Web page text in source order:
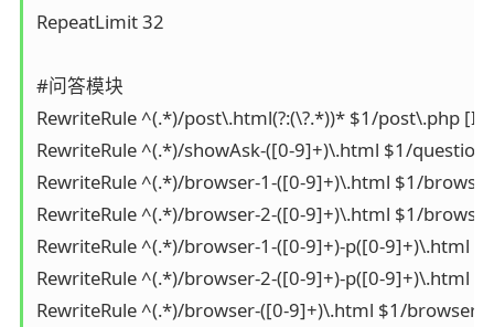
RepeatLimit 32
#问答模块
RewriteRule ^(.*)/post\.html(?:(\?.*))* $1/post\.php [I]
RewriteRule ^(.*)/showAsk-([0-9]+)\.html $1/
RewriteRule ^(.*)/browser-1-([0-9]+)\.html $1/
RewriteRule ^(.*)/browser-2-([0-9]+)\.html $1/
RewriteRule ^(.*)/browser-1-([0-9]+)-p([0-9]+)\.html
RewriteRule ^(.*)/browser-2-([0-9]+)-p([0-9]+)\.html
RewriteRule ^(.*)/browser-([0-9]+)\.html $1/